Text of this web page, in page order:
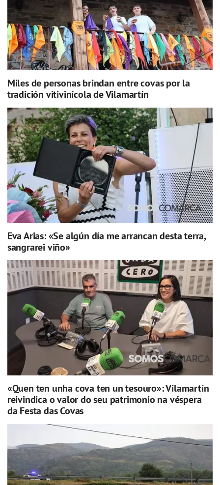
Miles de personas brindan entre covas por la
tradición vitivinícola de Vilamartín
Eva Arias: «Se algún día me arrancan desta terra,
sangrarei viño»
«Quen ten unha cova ten un tesouro»: Vilamartín
reivindica o valor do seu patrimonio na véspera
da Festa das Covas